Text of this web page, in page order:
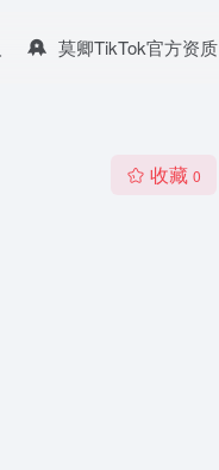
莫卿TikTok官方资质
收藏 0